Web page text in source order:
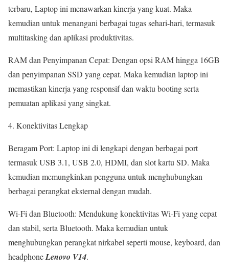
terbaru, Laptop ini menawarkan kinerja yang kuat. Maka
kemudian untuk menangani berbagai tugas sehari-hari, termasuk
multitasking dan aplikasi produktivitas.
RAM dan Penyimpanan Cepat: Dengan opsi RAM hingga 16GB
dan penyimpanan SSD yang cepat. Maka kemudian laptop ini
memastikan kinerja yang responsif dan waktu booting serta
pemuatan aplikasi yang singkat.
4. Konektivitas Lengkap
Beragam Port: Laptop ini di lengkapi dengan berbagai port
termasuk USB 3.1, USB 2.0, HDMI, dan slot kartu SD. Maka
kemudian memungkinkan pengguna untuk menghubungkan
berbagai perangkat eksternal dengan mudah.
Wi-Fi dan Bluetooth: Mendukung konektivitas Wi-Fi yang cepat
dan stabil, serta Bluetooth. Maka kemudian untuk
menghubungkan perangkat nirkabel seperti mouse, keyboard, dan
headphoneLenovo V14.